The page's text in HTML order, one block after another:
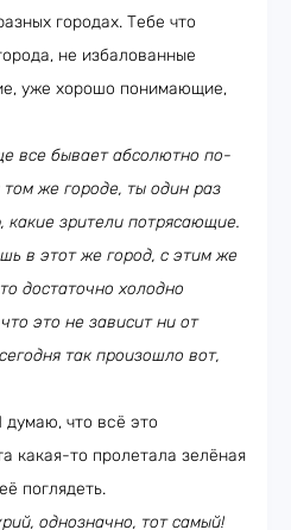
городах. Тебе что
не избалованные
уже хорошо понимающие,
все бывает абсолютно по-
же городе, ты один раз
какие зрители потрясающие.
в этот же город, с этим же
достаточно холодно
это не зависит ни от
так произошло вот,
думаю, что всё это
какая-то пролетала зелёная
поглядеть.
однозначно, тот самый!